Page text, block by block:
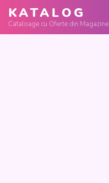
KATALOG
Cataloage cu Oferte din Magazine